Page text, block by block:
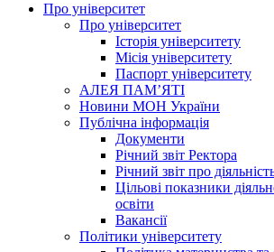
Про університет
Про університет
Історія університету
Місія університету
Паспорт університету
АЛЕЯ ПАМ’ЯТІ
Новини МОН України
Публічна інформація
Документи
Річний звіт Ректора
Річний звіт про
Цільові показники
освіти
Вакансії
Політики університету